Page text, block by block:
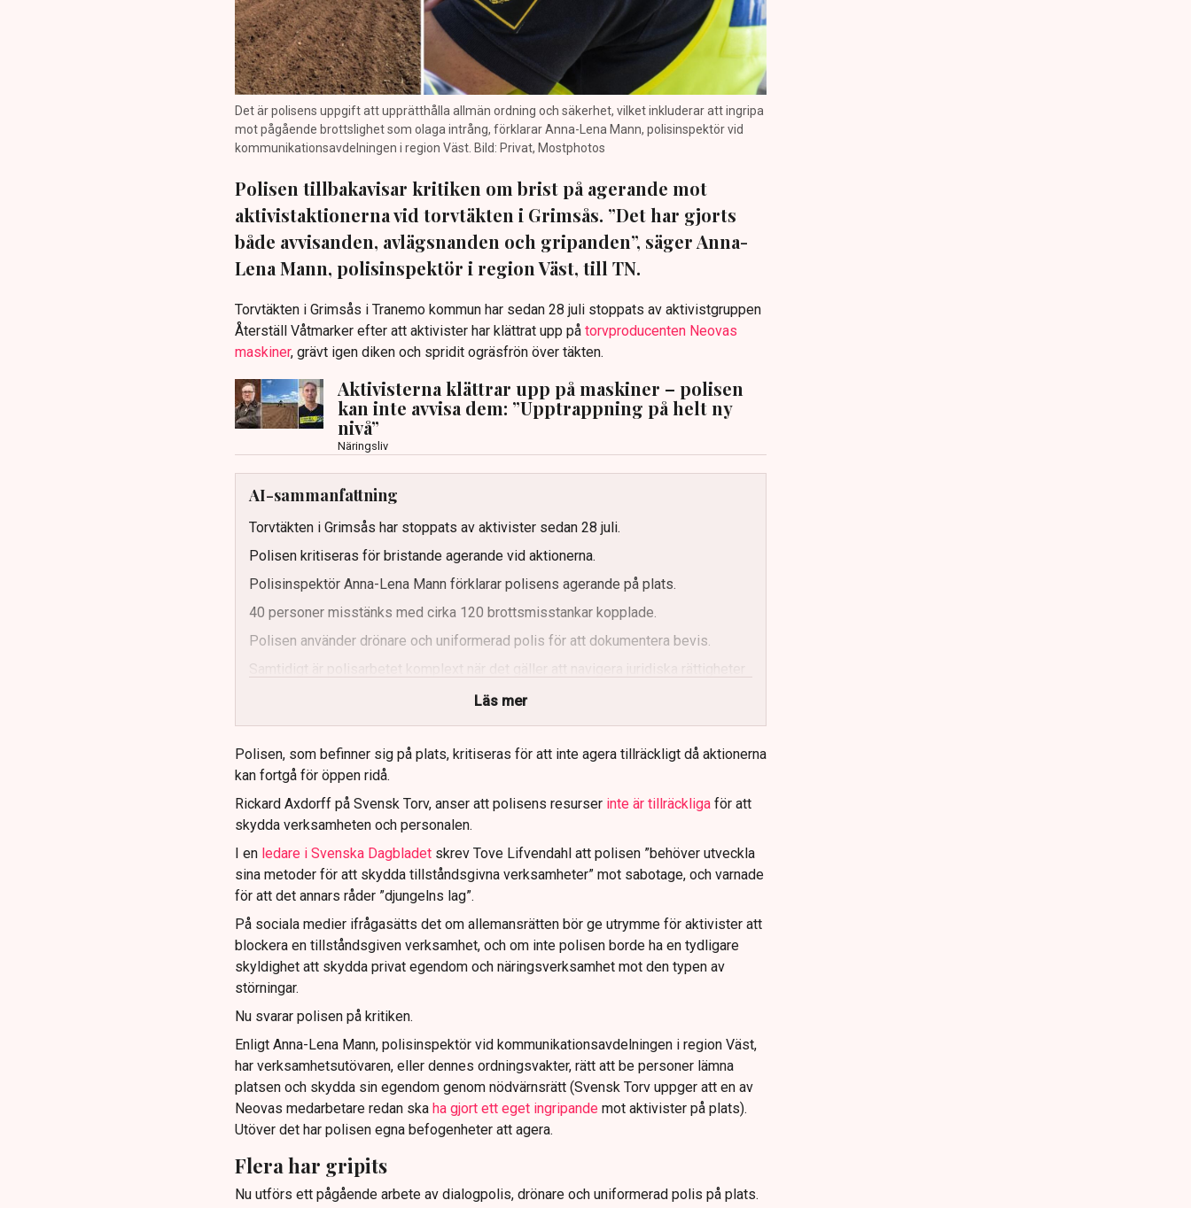
Det är polisens uppgift att upprätthålla allmän ordning och säkerhet, vilket inkluderar att ingripa
mot pågående brottslighet som olaga intrång, förklarar Anna-Lena Mann, polisinspektör vid
kommunikationsavdelningen i region Väst. Bild: Privat, Mostphotos
Polisen tillbakavisar kritiken om brist på agerande mot
aktivistaktionerna vid torvtäkten i Grimsås. ”Det har gjorts
både avvisanden, avlägsnanden och gripanden”, säger Anna-
Lena Mann, polisinspektör i region Väst, till TN.
Torvtäkten i Grimsås i Tranemo kommun har sedan 28 juli stoppats av aktivistgruppen
Återställ Våtmarker efter att aktivister har klättrat upp påtorvproducenten Neovas
maskiner, grävt igen diken och spridit ogräsfrön över täkten.
Aktivisterna klättrar upp på maskiner – polisen
kan inte avvisa dem: ”Upptrappning på helt ny
nivå”
Näringsliv
AI-sammanfattning
Torvtäkten i Grimsås har stoppats av aktivister sedan 28 juli.
Polisen kritiseras för bristande agerande vid aktionerna.
Polisinspektör Anna-Lena Mann förklarar polisens agerande på plats.
40 personer misstänks med cirka 120 brottsmisstankar kopplade.
Polisen använder drönare och uniformerad polis för att dokumentera bevis.
Samtidigt är polisarbetet komplext när det gäller att navigera juridiska rättigheter
Läs mer
Polisen, som befinner sig på plats, kritiseras för att inte agera tillräckligt då aktionerna
kan fortgå för öppen ridå.
Rickard Axdorff på Svensk Torv, anser att polisens resurser inte är tillräckliga för att
skydda verksamheten och personalen.
I en ledare i Svenska Dagbladet skrev Tove Lifvendahl att polisen ”behöver utveckla
sina metoder för att skydda tillståndsgivna verksamheter” mot sabotage, och varnade
för att det annars råder ”djungelns lag”.
På sociala medier ifrågasätts det om allemansrätten bör ge utrymme för aktivister att
blockera en tillståndsgiven verksamhet, och om inte polisen borde ha en tydligare
skyldighet att skydda privat egendom och näringsverksamhet mot den typen av
störningar.
Nu svarar polisen på kritiken.
Enligt Anna-Lena Mann, polisinspektör vid kommunikationsavdelningen i region Väst,
har verksamhetsutövaren, eller dennes ordningsvakter, rätt att be personer lämna
platsen och skydda sin egendom genom nödvärnsrätt (Svensk Torv uppger att en av
Neovas medarbetare redan ska ha gjort ett eget ingripande mot aktivister på plats).
Utöver det har polisen egna befogenheter att agera.
Flera har gripits
Nu utförs ett pågående arbete av dialogpolis, drönare och uniformerad polis på plats.